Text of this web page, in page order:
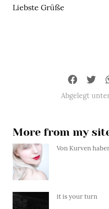
Liebste Grüße
Abgelegt
More from my
Von Kurven
it is your turn